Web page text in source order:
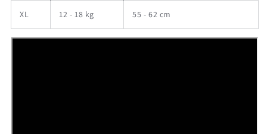
XL 12 - 18 kg 55 - 62 cm
Connexion requise